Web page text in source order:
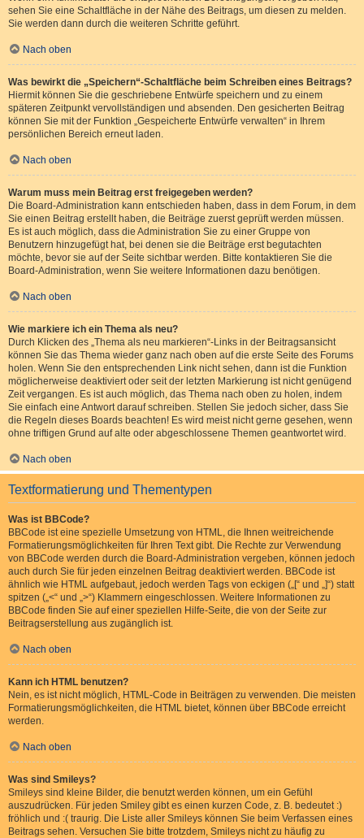
sehen Sie eine Schaltfläche in der Nähe des Beitrags, um diesen zu melden.
Sie werden dann durch die weiteren Schritte geführt.
Nach oben
Was bewirkt die „Speichern“-Schaltfläche beim Schreiben eines Beitrags?
Hiermit können Sie die geschriebene Entwürfe speichern und zu einem
späteren Zeitpunkt vervollständigen und absenden. Den gesicherten Beitrag
können Sie mit der Funktion „Gespeicherte Entwürfe verwalten“ in Ihrem
persönlichen Bereich erneut laden.
Nach oben
Warum muss mein Beitrag erst freigegeben werden?
Die Board-Administration kann entschieden haben, dass in dem Forum, in dem
Sie einen Beitrag erstellt haben, die Beiträge zuerst geprüft werden müssen.
Es ist auch möglich, dass die Administration Sie zu einer Gruppe von
Benutzern hinzugefügt hat, bei denen sie die Beiträge erst begutachten
möchte, bevor sie auf der Seite sichtbar werden. Bitte kontaktieren Sie die
Board-Administration, wenn Sie weitere Informationen dazu benötigen.
Nach oben
Wie markiere ich ein Thema als neu?
Durch Klicken des „Thema als neu markieren“-Links in der Beitragsansicht
können Sie das Thema wieder ganz nach oben auf die erste Seite des Forums
holen. Wenn Sie den entsprechenden Link nicht sehen, dann ist die Funktion
möglicherweise deaktiviert oder seit der letzten Markierung ist nicht genügend
Zeit vergangen. Es ist auch möglich, das Thema nach oben zu holen, indem
Sie einfach eine Antwort darauf schreiben. Stellen Sie jedoch sicher, dass Sie
die Regeln dieses Boards beachten! Es wird meist nicht gerne gesehen, wenn
ohne triftigen Grund auf alte oder abgeschlossene Themen geantwortet wird.
Nach oben
Textformatierung und Thementypen
Was ist BBCode?
BBCode ist eine spezielle Umsetzung von HTML, die Ihnen weitreichende
Formatierungsmöglichkeiten für Ihren Text gibt. Die Rechte zur Verwendung
von BBCode werden durch die Board-Administration vergeben, können jedoch
auch durch Sie für jeden einzelnen Beitrag deaktiviert werden. BBCode ist
ähnlich wie HTML aufgebaut, jedoch werden Tags von eckigen („[“ und „]“) statt
spitzen („<“ und „>“) Klammern eingeschlossen. Weitere Informationen zu
BBCode finden Sie auf einer speziellen Hilfe-Seite, die von der Seite zur
Beitragserstellung aus zugänglich ist.
Nach oben
Kann ich HTML benutzen?
Nein, es ist nicht möglich, HTML-Code in Beiträgen zu verwenden. Die meisten
Formatierungsmöglichkeiten, die HTML bietet, können über BBCode erreicht
werden.
Nach oben
Was sind Smileys?
Smileys sind kleine Bilder, die benutzt werden können, um ein Gefühl
auszudrücken. Für jeden Smiley gibt es einen kurzen Code, z. B. bedeutet :)
fröhlich und :( traurig. Die Liste aller Smileys können Sie beim Verfassen eines
Beitrags sehen. Versuchen Sie bitte trotzdem, Smileys nicht zu häufig zu